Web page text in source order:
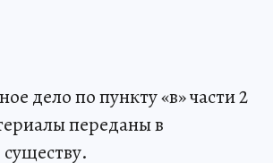
дело по пункту «в» части 2
переданы в